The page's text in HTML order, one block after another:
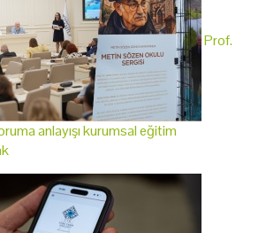
Prof.
anlayışı kurumsal eğitim